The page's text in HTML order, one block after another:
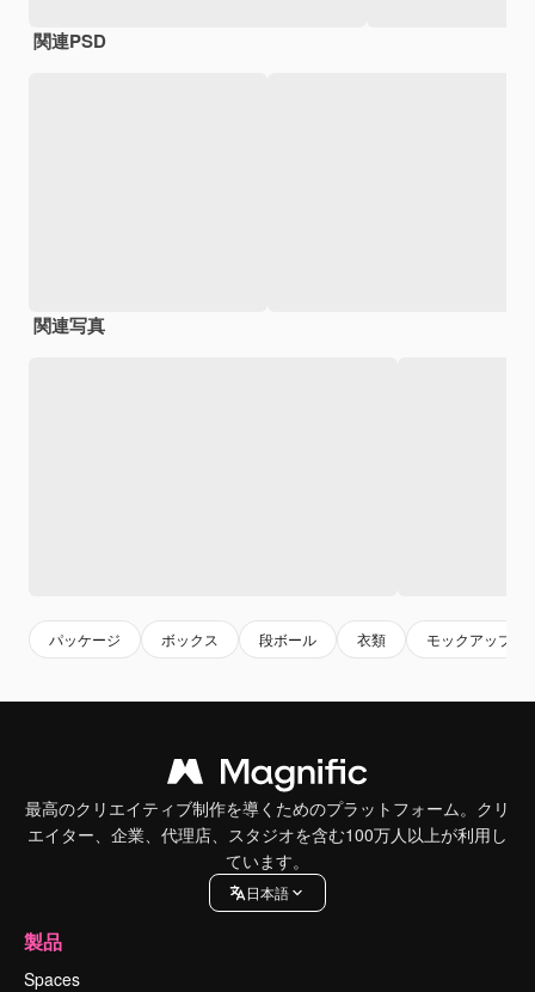
関連PSD
関連写真
パッケージ ボックス 段ボール 衣類 モックアップ
最高のクリエイティブ制作を導くためのプラットフォーム。クリ
エイター、企業、代理店、スタジオを含む100万人以上が利用し
ています。
日本語
製品
Spaces